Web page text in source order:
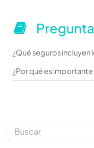
¿Qué seguros incluyen
¿Por qué es